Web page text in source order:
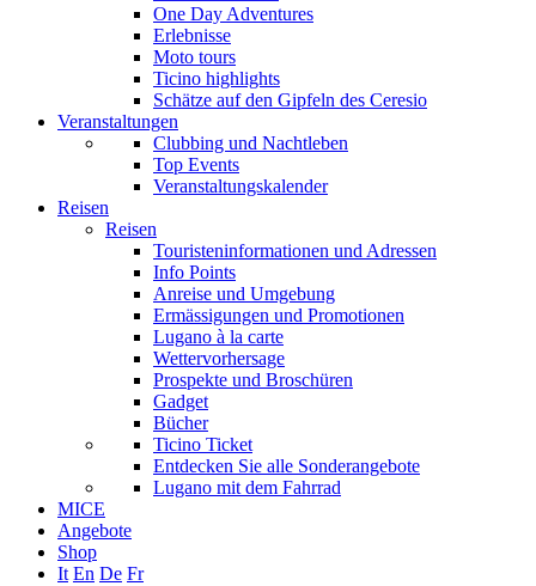
One Day Adventures
Erlebnisse
Moto tours
Ticino highlights
Schätze auf den Gipfeln des Ceresio
Veranstaltungen
Clubbing und Nachtleben
Top Events
Veranstaltungskalender
Reisen
Reisen
Touristeninformationen und Adressen
Info Points
Anreise und Umgebung
Ermässigungen und Promotionen
Lugano à la carte
Wettervorhersage
Prospekte und Broschüren
Gadget
Bücher
Ticino Ticket
Entdecken Sie alle Sonderangebote
Lugano mit dem Fahrrad
MICE
Angebote
Shop
It En De Fr